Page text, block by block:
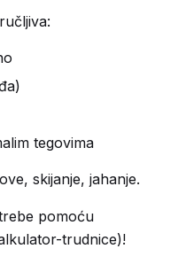
tegovima
skijanje, jahanje.
pomoću
trudnice)!